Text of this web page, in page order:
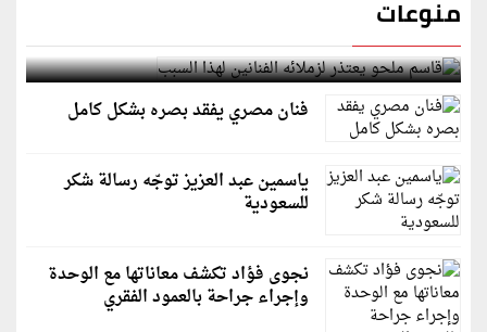
منوعات
قاسم ملحو يعتذر لزملائه الفنانين لهذا السبب
فنان مصري يفقد بصره بشكل كامل
ياسمين عبد العزيز توجّه رسالة شكر
للسعودية
نجوى فؤاد تكشف معاناتها مع الوحدة
وإجراء جراحة بالعمود الفقري